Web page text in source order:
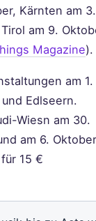
Kärnten am 3.
am 9.
Magazine).
am
Edlseern.
Wiesn am 30.
am 6.
15 €